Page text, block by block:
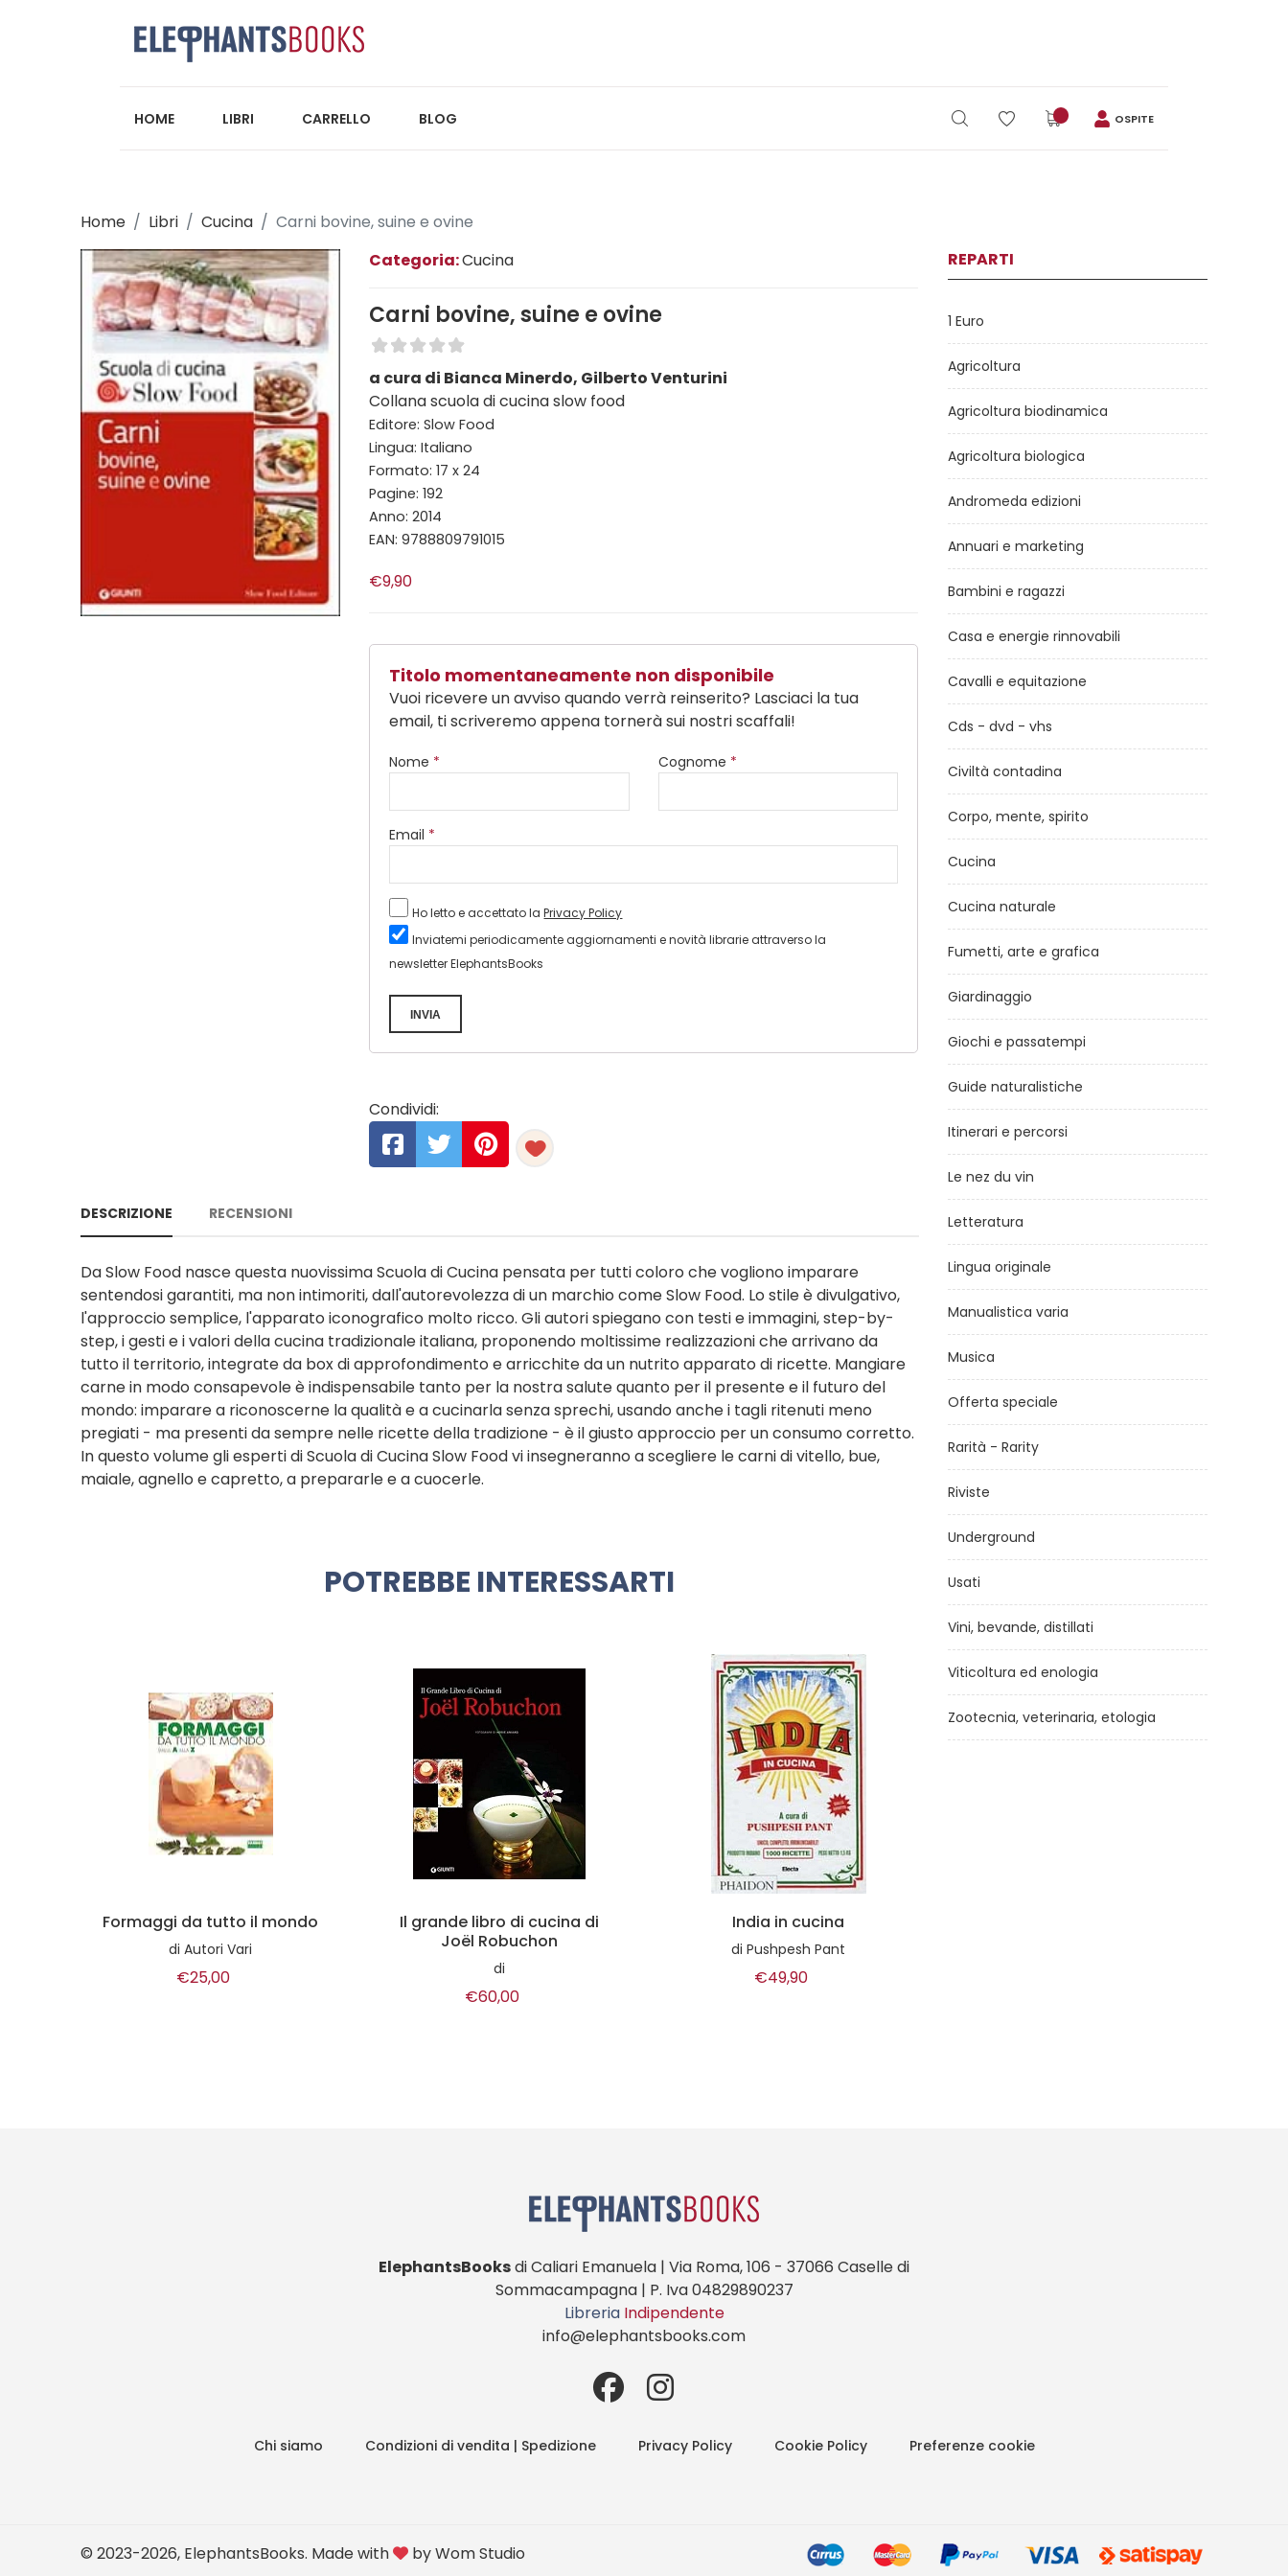
HOME LIBRI CARRELLO BLOG OSPITE
Home Libri Cucina
Carni bovine, suine e ovine
Categoria:Cucina
Carni bovine, suine e ovine
a cura di Bianca Minerdo, Gilberto Venturini
Collana scuola di cucina slow food
Editore: Slow Food
Lingua: Italiano
Formato: 17 x 24
Pagine: 192
Anno: 2014
EAN: 9788809791015
€9,90
Titolo momentaneamente non disponibile
Vuoi ricevere un avviso quando verrà reinserito? Lasciaci la tua
email, ti scriveremo appena tornerà sui nostri scaffali!
Nome * Cognome *
Email *
Ho letto e accettato laPrivacy Policy
Inviatemi periodicamente aggiornamenti e novità librarie attraverso la
newsletter ElephantsBooks
INVIA
Condividi:
DESCRIZIONE RECENSIONI
Da Slow Food nasce questa nuovissima Scuola di Cucina pensata per tutti coloro che vogliono imparare
sentendosi garantiti, ma non intimoriti, dall'autorevolezza di un marchio come Slow Food. Lo stile è divulgativo,
l'approccio semplice, l'apparato iconografico molto ricco. Gli autori spiegano con testi e immagini, step-by-
step, i gesti e i valori della cucina tradizionale italiana, proponendo moltissime realizzazioni che arrivano da
tutto il territorio, integrate da box di approfondimento e arricchite da un nutrito apparato di ricette. Mangiare
carne in modo consapevole è indispensabile tanto per la nostra salute quanto per il presente e il futuro del
mondo: imparare a riconoscerne la qualità e a cucinarla senza sprechi, usando anche i tagli ritenuti meno
pregiati - ma presenti da sempre nelle ricette della tradizione - è il giusto approccio per un consumo corretto.
In questo volume gli esperti di Scuola di Cucina Slow Food vi insegneranno a scegliere le carni di vitello, bue,
maiale, agnello e capretto, a prepararle e a cuocerle.
POTREBBE INTERESSARTI
Il grande libro di cucina di
Joël Robuchon
di
India in cucina
diPushpesh Pant
€49,90
Pentole & Provette
diHervé This
€16,00
REPARTI
1 Euro
Agricoltura
Agricoltura biodinamica
Agricoltura biologica
Andromeda edizioni
Annuari e marketing
Bambini e ragazzi
Casa e energie rinnovabili
Cavalli e equitazione
Cds - dvd - vhs
Civiltà contadina
Corpo, mente, spirito
Cucina
Cucina naturale
Fumetti, arte e grafica
Giardinaggio
Giochi e passatempi
Guide naturalistiche
Itinerari e percorsi
Le nez du vin
Letteratura
Lingua originale
Manualistica varia
Musica
Offerta speciale
Rarità - Rarity
Riviste
Underground
Usati
Vini, bevande, distillati
Viticoltura ed enologia
Zootecnia, veterinaria, etologia
ElephantsBooksdi Caliari Emanuela | Via Roma, 106 - 37066 Caselle di
Sommacampagna | P. Iva 04829890237
Libreria Indipendente
info@elephantsbooks.com
Chi siamo Condizioni di vendita | Spedizione Privacy Policy Cookie Policy Preferenze cookie
© 2023-2026, ElephantsBooks. Made with byWom Studio